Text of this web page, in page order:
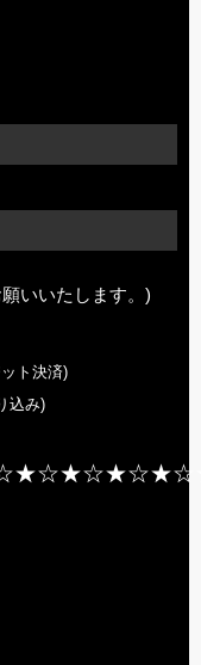
いいたします。)
ト決済)
込み)